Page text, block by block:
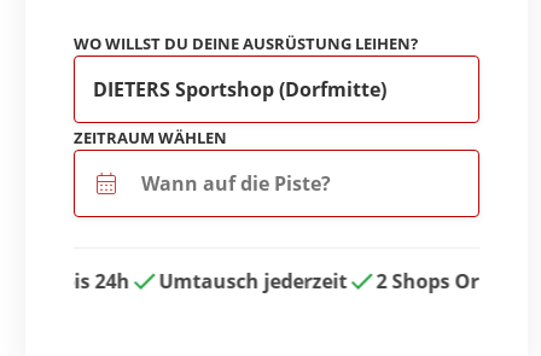
WO WILLST DU DEINE AUSRÜSTUNG LEIHEN?
ZEITRAUM WÄHLEN
bis 24h Umtausch jederzeit 2 Shops Ortsmitte